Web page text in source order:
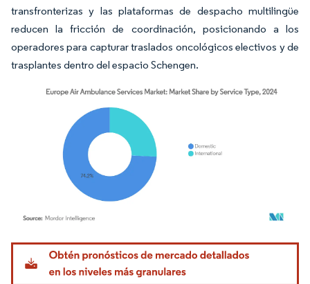
transfronterizas y las plataformas de despacho multilingüe
reducen la fricción de coordinación, posicionando a los
operadores para capturar traslados oncológicos electivos y de
trasplantes dentro del espacio Schengen.
Imagen © Mordor Intelligence. El uso requiere atribución según CC BY 4.0.